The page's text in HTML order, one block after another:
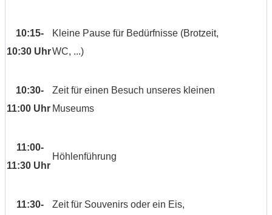
10:15-
10:30 Uhr
Kleine Pause für Bedürfnisse (Brotzeit,
WC, ...)
10:30-
11:00 Uhr
Zeit für einen Besuch unseres kleinen
Museums
11:00-
11:30 Uhr
Höhlenführung
11:30-
Zeit für Souvenirs oder ein Eis,